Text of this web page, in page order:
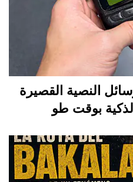
النصية القصيرة
بوقت طو